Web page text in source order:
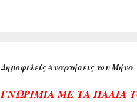
του, οι
για
Δημοφιλείς Αναρτήσεις του Μήνα
ΓΝΩΡΙΜΙΑ ΜΕ ΤΑ ΠΑΛΙΑ